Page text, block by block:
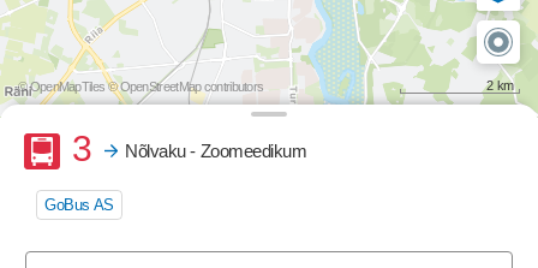
© OpenMapTiles © OpenStreetMap contributors 2 km
Buss
3 Nõlvaku - Zoomeedikum
GoBus AS